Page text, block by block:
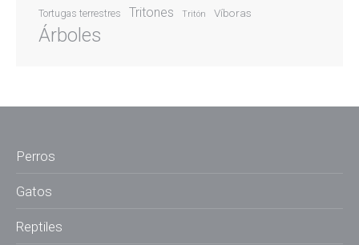
Tortugas terrestres Tritones Tritón Víboras
Árboles
Perros
Gatos
Reptiles